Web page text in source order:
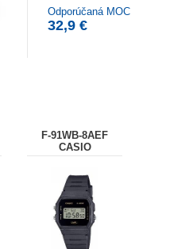
Odporúčaná MOC
32,9 €
F-91WB-8AEF
CASIO